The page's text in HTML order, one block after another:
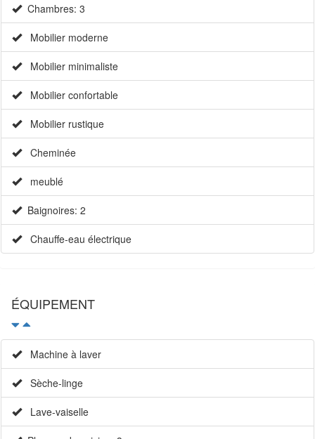
Chambres: 3
Mobilier moderne
Mobilier minimaliste
Mobilier confortable
Mobilier rustique
Cheminée
meublé
Baignoires: 2
Chauffe-eau électrique
ÉQUIPEMENT
Machine à laver
Sèche-linge
Lave-vaiselle